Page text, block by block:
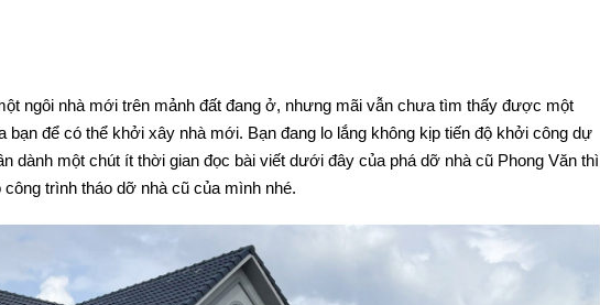
ngôi nhà mới trên mảnh đất đang ở, nhưng mãi vẫn chưa tìm thấy được một
để có thể khởi xây nhà mới. Bạn đang lo lắng không kịp tiến độ khởi công dự
dành một chút ít thời gian đọc bài viết dưới đây của phá dỡ nhà cũ Phong Văn thì
trình tháo dỡ nhà cũ của mình nhé.